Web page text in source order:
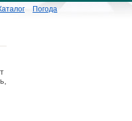
Погода